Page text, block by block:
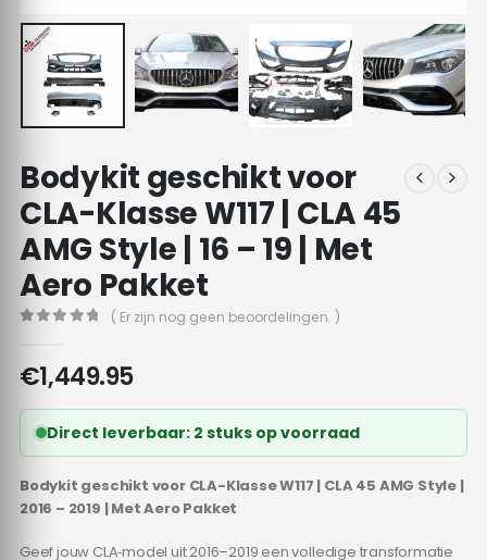
Bodykit geschikt voor
CLA-Klasse W117 | CLA 45
AMG Style | 16 – 19 | Met
Aero Pakket
( Er zijn nog geen beoordelingen. )
€1,449.95
Direct leverbaar: 2 stuks op voorraad
Bodykit geschikt voor CLA-Klasse W117 | CLA 45 AMG Style |
2016 – 2019 | Met Aero Pakket
Geef jouw CLA‑model uit 2016–2019 een volledige transformatie